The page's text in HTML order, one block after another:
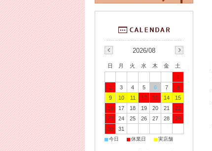
2026/08
日 月 火 水 木 金
土
1
2
3 4 5 6 7
8
9
10 11 12 13 14
15
16
17 18 19 20 21
22
23
24 25 26 27 28
29
30
31
■今日 ■休業日 ■実店舗